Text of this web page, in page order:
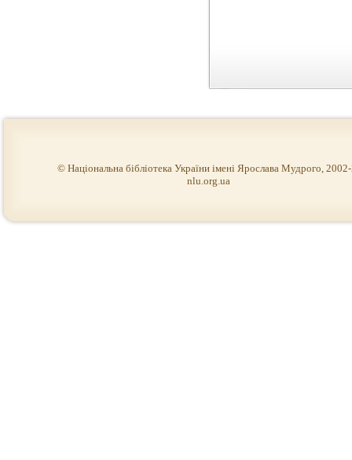
© Національна бібліотека України імені Ярослава Мудрого,
nlu.org.ua